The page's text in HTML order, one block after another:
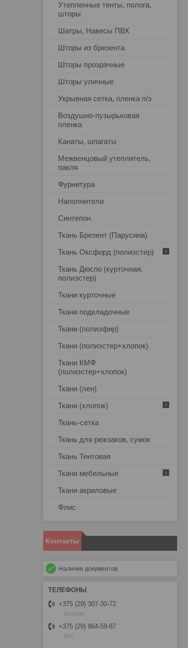
Утепленные тенты, полога,
шторы
Шатры, Навесы ПВХ
Шторы из брезента
Шторы прозрачные
Шторы уличные
Укрывная сетка, пленка п/э
Воздушно-пузырьковая
пленка
Канаты, шпагаты
Межвенцовый утеплитель,
пакля
Фурнитура
Наполнители
Синтепон
Ткань Брезент (Парусина)
Ткань Оксфорд (полиэстер)
Ткань Дюспо (курточная,
полиэстер)
Ткани курточные
Ткани подкладочные
Ткани (полиэфир)
Ткани (полиэстер+хлопок)
Ткани КМФ
(полиэстер+хлопок)
Ткани (лен)
Ткани (хлопок)
Ткань-сетка
Ткань для рюкзаков, сумок
Ткань Тентовая
Ткани мебельные
Ткани акриловые
Флис
Контакты
Наличие документов
+375 (29) 307-30-72
велком
+375 (29) 864-59-87
мтс